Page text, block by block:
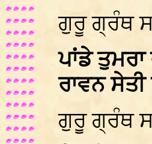
ਗੁਰੂ ਗ੍ਰੰਥ
ਪਾਂਡੇ
ਰਾਵਨ
ਗੁਰੂ ਗ੍ਰੰਥ